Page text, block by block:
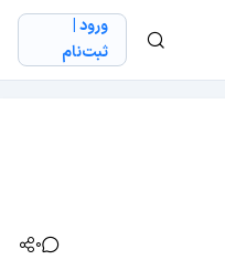
ورود |
ثبت‌نام
0